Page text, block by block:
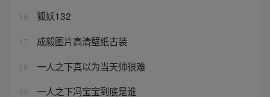
16 狐妖132
17 成毅图片高清壁纸古装
18 一人之下真以为当天师很难
19 一人之下冯宝宝到底是谁